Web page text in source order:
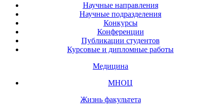
Научные направления
Научные подразделения
Конкурсы
Конференции
Публикации студентов
Курсовые и дипломные работы
Медицина
МНОЦ
Жизнь факультета